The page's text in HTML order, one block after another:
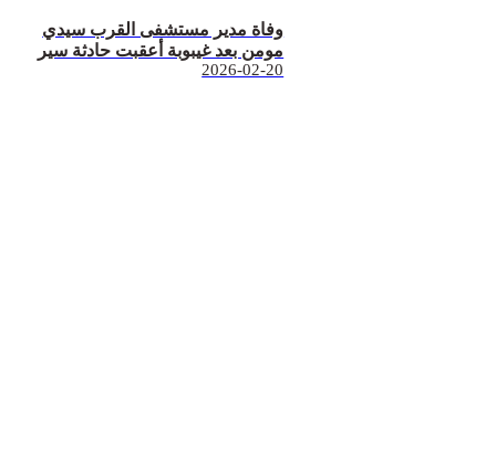
وفاة مدير مستشفى القرب سيدي
مومن بعد غيبوبة أعقبت حادثة سير
2026-02-20